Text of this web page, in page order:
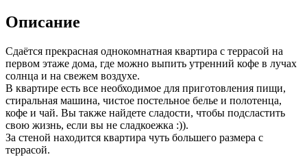
Описание
Сдаётся прекрасная однокомнатная квартира с террасой на
первом этаже дома, где можно выпить утренний кофе в лучах
солнца и на свежем воздухе.
В квартире есть все необходимое для приготовления пищи,
стиральная машина, чистое постельное белье и полотенца,
кофе и чай. Вы также найдете сладости, чтобы подсластить
свою жизнь, если вы не сладкоежка :)).
За стеной находится квартира чуть большего размера с
террасой.